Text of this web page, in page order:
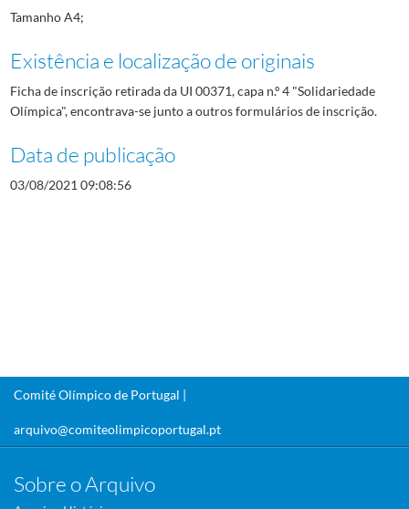
Tamanho A4;
Existência e localização de originais
Ficha de inscrição retirada da UI 00371, capa n.º 4 "Solidariedade
Olímpica", encontrava-se junto a outros formulários de inscrição.
Data de publicação
03/08/2021 09:08:56
Comité Olímpico de Portugal |
arquivo@comiteolimpicoportugal.pt
Sobre o Arquivo